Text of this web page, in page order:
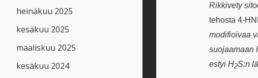
Rikkivety
tehosta 4-
modifioivaa
suojaamaan
estyi H2S:n
heinäkuu 2025
kesäkuu 2025
maaliskuu 2025
kesäkuu 2024